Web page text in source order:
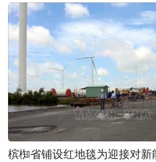
槟椥省铺设红地毯为迎接对新